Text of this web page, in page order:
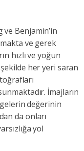
Benjamin’in
ve gerek
hızlı ve yoğun
her yeri saran
İmajların
değerinin
da onları
yol